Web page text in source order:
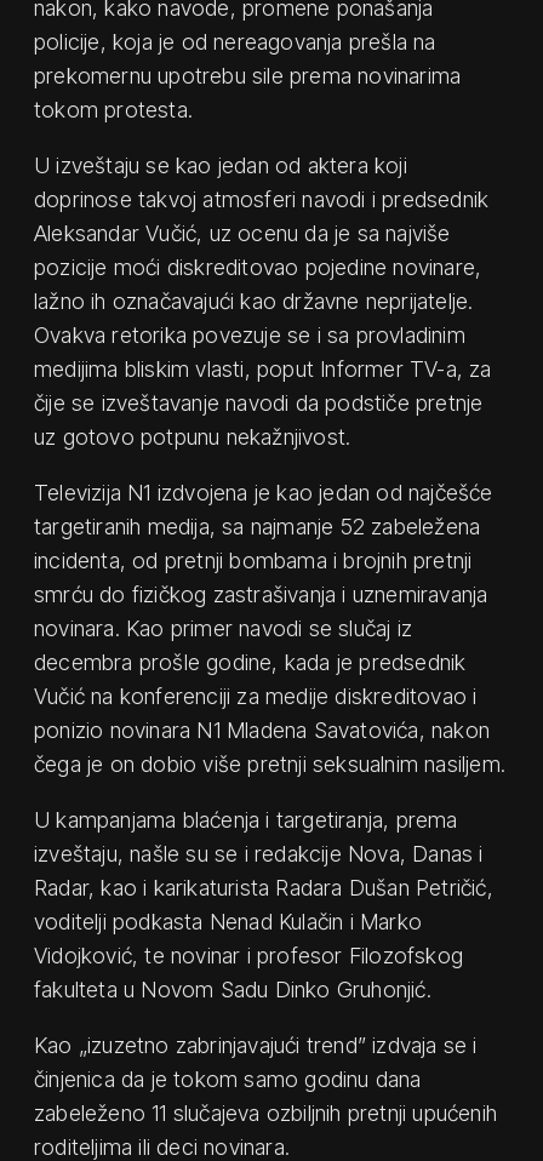
nakon, kako navode, promene ponašanja
policije, koja je od nereagovanja prešla na
prekomernu upotrebu sile prema novinarima
tokom protesta.
U izveštaju se kao jedan od aktera koji
doprinose takvoj atmosferi navodi i predsednik
Aleksandar Vučić, uz ocenu da je sa najviše
pozicije moći diskreditovao pojedine novinare,
lažno ih označavajući kao državne neprijatelje.
Ovakva retorika povezuje se i sa provladinim
medijima bliskim vlasti, poput Informer TV-a, za
čije se izveštavanje navodi da podstiče pretnje
uz gotovo potpunu nekažnjivost.
Televizija N1 izdvojena je kao jedan od najčešće
targetiranih medija, sa najmanje 52 zabeležena
incidenta, od pretnji bombama i brojnih pretnji
smrću do fizičkog zastrašivanja i uznemiravanja
novinara. Kao primer navodi se slučaj iz
decembra prošle godine, kada je predsednik
Vučić na konferenciji za medije diskreditovao i
ponizio novinara N1 Mladena Savatovića, nakon
čega je on dobio više pretnji seksualnim nasiljem.
U kampanjama blaćenja i targetiranja, prema
izveštaju, našle su se i redakcije Nova, Danas i
Radar, kao i karikaturista Radara Dušan Petričić,
voditelji podkasta Nenad Kulačin i Marko
Vidojković, te novinar i profesor Filozofskog
fakulteta u Novom Sadu Dinko Gruhonjić.
Kao „izuzetno zabrinjavajući trend” izdvaja se i
činjenica da je tokom samo godinu dana
zabeleženo 11 slučajeva ozbiljnih pretnji upućenih
roditeljima ili deci novinara.